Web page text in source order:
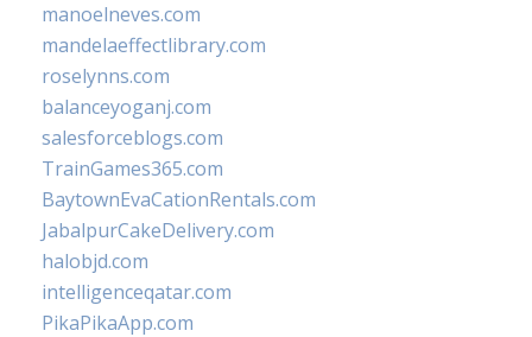
manoelneves.com
mandelaeffectlibrary.com
roselynns.com
balanceyoganj.com
salesforceblogs.com
TrainGames365.com
BaytownEvaCationRentals.com
JabalpurCakeDelivery.com
halobjd.com
intelligenceqatar.com
PikaPikaApp.com